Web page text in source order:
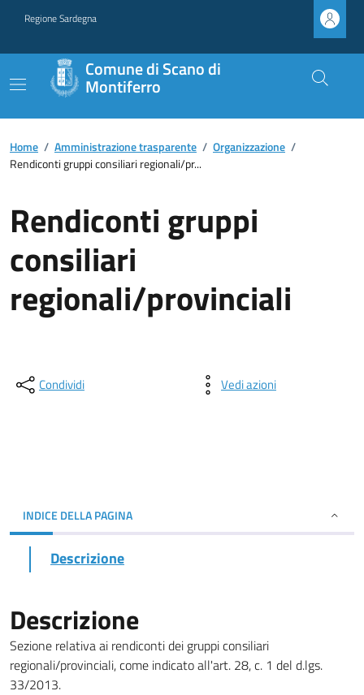
Regione Sardegna
Comune di Scano di
Montiferro
Home / Amministrazione trasparente / Organizzazione /
Rendiconti gruppi consiliari regionali/pr...
Rendiconti gruppi
consiliari
regionali/provinciali
Condividi Vedi azioni
INDICE DELLA PAGINA
Descrizione
Descrizione
Sezione relativa ai rendiconti dei gruppi consiliari
regionali/provinciali, come indicato all'art. 28, c. 1 del d.lgs.
33/2013.